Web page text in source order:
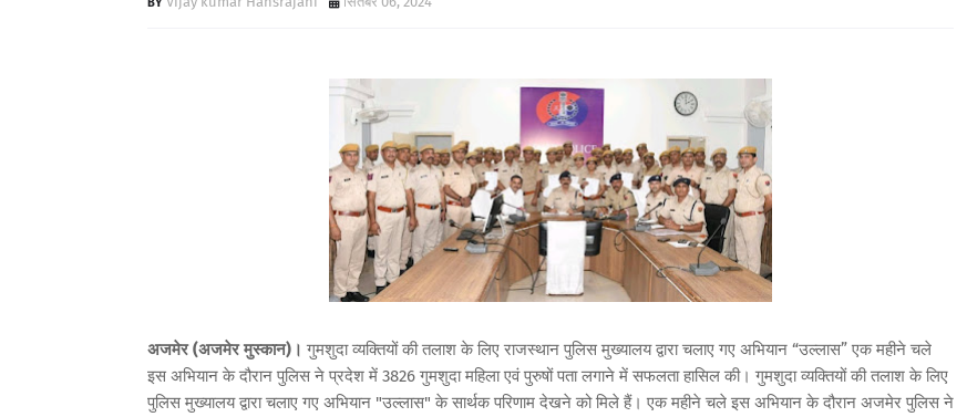
अजमेर (अजमेर मुस्कान)। गुमशुदा व्यक्तियों की तलाश के लिए राजस्थान पुलिस मुख्यालय द्वारा चलाए गए अभियान “उल्लास” एक महीने चले
इस अभियान के दौरान पुलिस ने प्रदेश में 3826 गुमशुदा महिला एवं पुरुषों पता लगाने में सफलता हासिल की। गुमशुदा व्यक्तियों की तलाश के लिए
पुलिस मुख्यालय द्वारा चलाए गए अभियान "उल्लास" के सार्थक परिणाम देखने को मिले हैं। एक महीने चले इस अभियान के दौरान अजमेर पुलिस ने